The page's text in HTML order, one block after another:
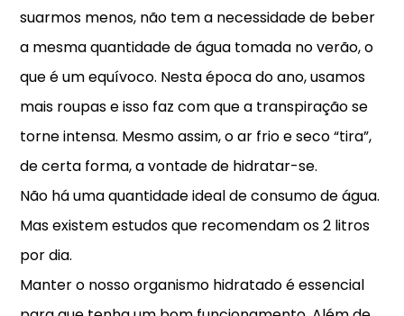
suarmos menos, não tem a necessidade de beber
a mesma quantidade de água tomada no verão, o
que é um equívoco. Nesta época do ano, usamos
mais roupas e isso faz com que a transpiração se
torne intensa. Mesmo assim, o ar frio e seco “tira”,
de certa forma, a vontade de hidratar-se.
Não há uma quantidade ideal de consumo de água.
Mas existem estudos que recomendam os 2 litros
por dia.
Manter o nosso organismo hidratado é essencial